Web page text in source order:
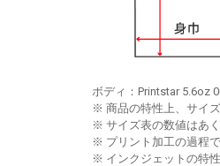
ボディ：Printstar 5.6oz
※ 商品の特性上、サイ
※ サイズ表の数値はあ
※ プリント加工の過程
※ インクジェットの特